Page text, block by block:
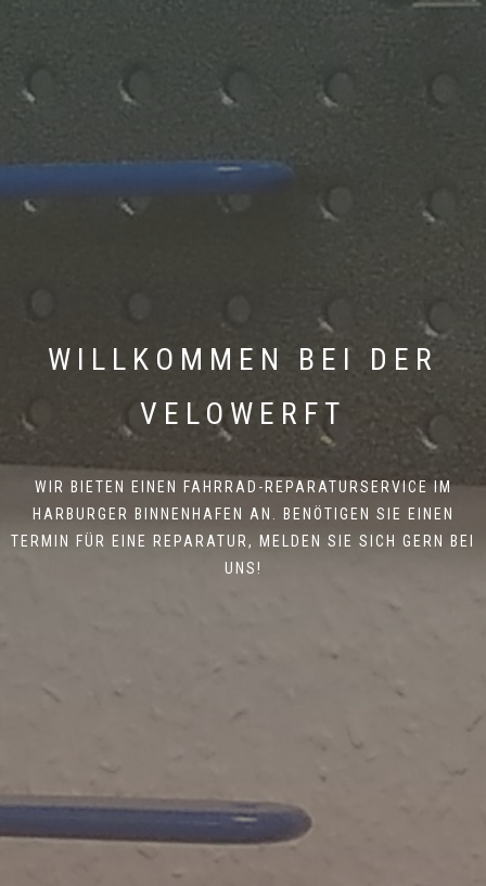
WILLKOMMEN BEI DER
VELOWERFT
WIR BIETEN EINEN FAHRRAD-REPARATURSERVICE IM
HARBURGER BINNENHAFEN AN. BENÖTIGEN SIE EINEN
TERMIN FÜR EINE REPARATUR, MELDEN SIE SICH GERN BEI
UNS!